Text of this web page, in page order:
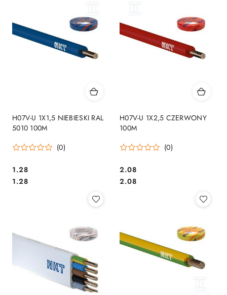
H07V-U 1X1,5 NIEBIESKI RAL
5010 100M
(0)
Cena:
1.28
Cena:
1.28
H07V-U 1X2,5 CZERWONY
100M
(0)
Cena:
2.08
Cena:
2.08